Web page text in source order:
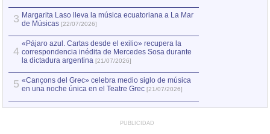
3 Margarita Laso lleva la música ecuatoriana a La Mar
de Músicas [22/07/2026]
4
«Pájaro azul. Cartas desde el exilio» recupera la
correspondencia inédita de Mercedes Sosa durante
la dictadura argentina [21/07/2026]
5 «Cançons del Grec» celebra medio siglo de música
en una noche única en el Teatre Grec [21/07/2026]
PUBLICIDAD